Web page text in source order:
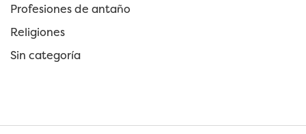
Profesiones de antaño
Religiones
Sin categoría